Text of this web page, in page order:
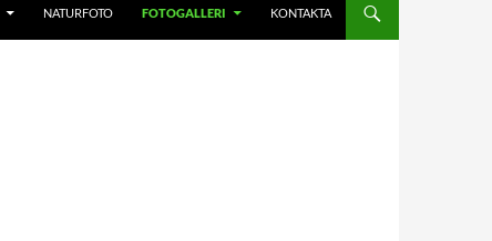
NATURFOTO FOTOGALLERI KONTAKTA